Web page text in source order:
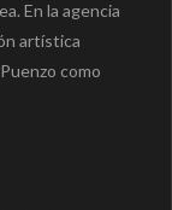
En la agencia
artística
como